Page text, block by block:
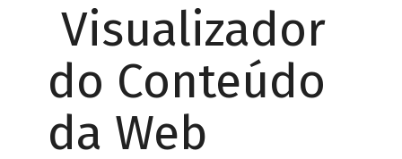
Visualizador
do Conteúdo
da Web